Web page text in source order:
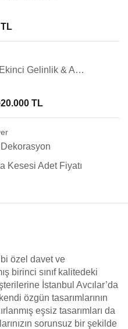
Erbay Ekinci Gelinlik & Abiye
20.000 TL
Kesesi Adet Fiyatı
özel davet ve
birinci sınıf kalitedeki
İstanbul Avcılar’da
özgün tasarımlarının
eşsiz tasarımları da
sorunsuz bir şekilde